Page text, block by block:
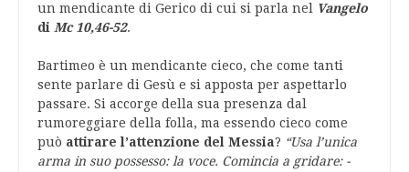
un mendicante di Gerico di cui si parla nel Vangelo
di Mc 10,46-52.
Bartimeo è un mendicante cieco, che come tanti
sente parlare di Gesù e si apposta per aspettarlo
passare. Si accorge della sua presenza dal
rumoreggiare della folla, ma essendo cieco come
può attirare l’attenzione del Messia? “Usa l’unica
arma in suo possesso: la voce. Comincia a gridare: -